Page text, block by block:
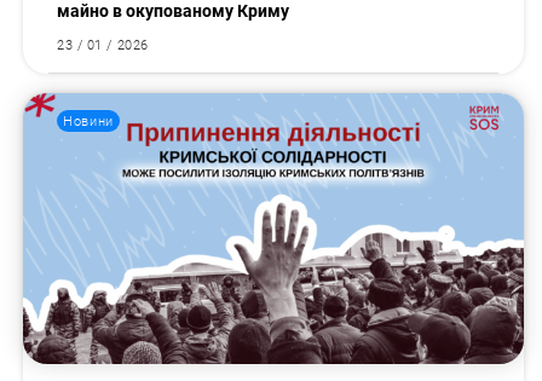
майно в окупованому Криму
23 / 01 / 2026
Новини